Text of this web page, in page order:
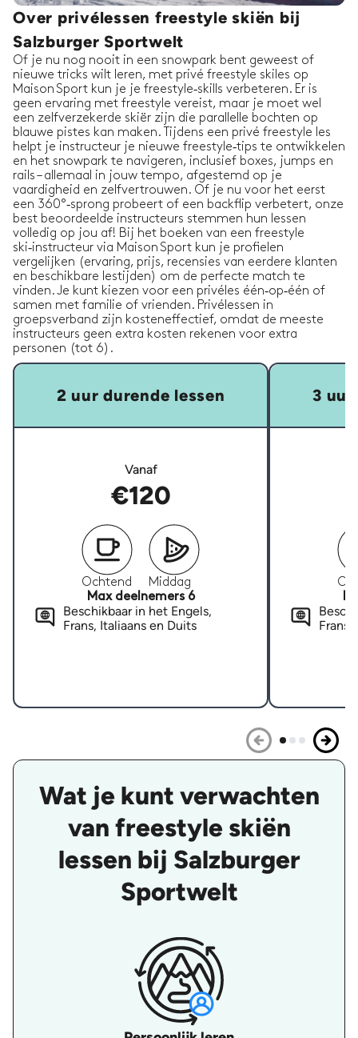
Over privélessen freestyle skiën bij
Salzburger Sportwelt
Of je nu nog nooit in een snowpark bent geweest of
nieuwe tricks wilt leren, met privé freestyle skiles op
Maison Sport kun je je freestyle‑skills verbeteren. Er is
geen ervaring met freestyle vereist, maar je moet wel
een zelfverzekerde skiër zijn die parallelle bochten op
blauwe pistes kan maken. Tijdens een privé freestyle les
helpt je instructeur je nieuwe freestyle‑tips te ontwikkelen
en het snowpark te navigeren, inclusief boxes, jumps en
rails – allemaal in jouw tempo, afgestemd op je
vaardigheid en zelfvertrouwen. Of je nu voor het eerst
een 360°‑sprong probeert of een backflip verbetert, onze
best beoordeelde instructeurs stemmen hun lessen
volledig op jou af! Bij het boeken van een freestyle
ski‑instructeur via Maison Sport kun je profielen
vergelijken (ervaring, prijs, recensies van eerdere klanten
en beschikbare lestijden) om de perfecte match te
vinden. Je kunt kiezen voor een privéles één‑op‑één of
samen met familie of vrienden. Privélessen in
groepsverband zijn kosteneffectief, omdat de meeste
instructeurs geen extra kosten rekenen voor extra
personen (tot 6).
2 uur durende lessen
Vanaf
€120
Ochtend
Middag
Max deelnemers 6
Beschikbaar in het Engels,
Frans, Italiaans en Duits
3 uur
Frans,
Wat je kunt verwachten
van freestyle skiën
lessen bij Salzburger
Sportwelt